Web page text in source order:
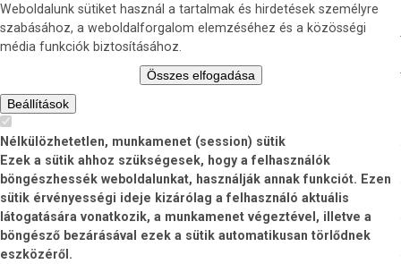
Weboldalunk sütiket használ a tartalmak és hirdetések személyre
szabásához, a weboldalforgalom elemzéséhez és a közösségi
média funkciók biztosításához.
Összes elfogadása
Beállítások
Nélkülözhetetlen, munkamenet (session) sütik
Ezek a sütik ahhoz szükségesek, hogy a felhasználók
böngészhessék weboldalunkat, használják annak funkciót. Ezen
sütik érvényességi ideje kizárólag a felhasználó aktuális
látogatására vonatkozik, a munkamenet végeztével, illetve a
böngésző bezárásával ezek a sütik automatikusan törlődnek
eszközéről.